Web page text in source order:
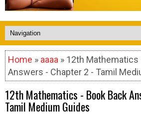
Home » aaaa » 12th Mathematics
Answers - Chapter 2 - Tamil
12th Mathematics - Book Back
Tamil Medium Guides